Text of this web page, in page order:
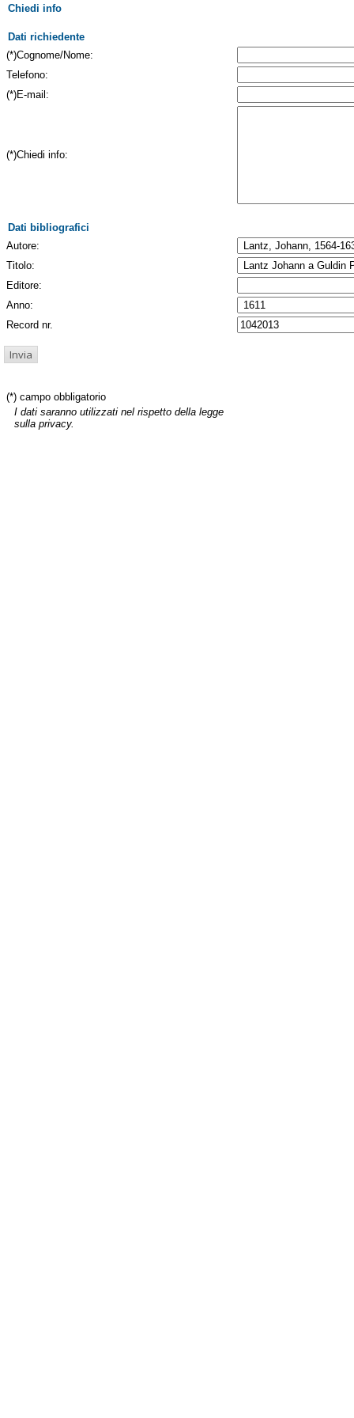
Chiedi info
Dati richiedente
(*)Cognome/Nome:
Telefono:
(*)E-mail:
(*)Chiedi info:
Dati bibliografici
Autore:
Titolo:
Editore:
Anno:
Record nr.
(*) campo obbligatorio
I dati saranno utilizzati nel rispetto della legge
sulla privacy.